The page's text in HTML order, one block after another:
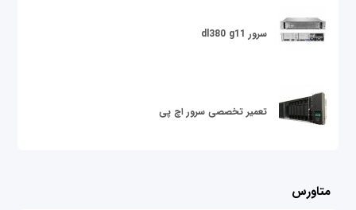
سرور dl380 g11
تعمیر تخصصی سرور اچ پی
متاورس